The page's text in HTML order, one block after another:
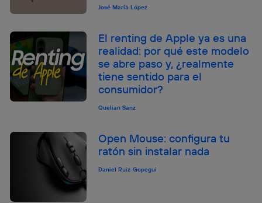
José María López
El renting de Apple ya es una
realidad: por qué este modelo
se abre paso y, ¿realmente
tiene sentido para el
consumidor?
Quelian Sanz
Open Mouse: configura tu
ratón sin instalar nada
Daniel Ruiz-Gopegui